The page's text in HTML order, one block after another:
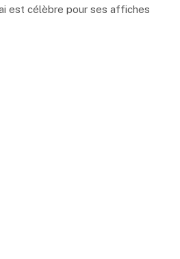
est célèbre pour ses affiches